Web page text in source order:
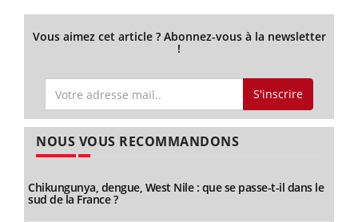
Vous aimez cet article ? Abonnez-vous à la newsletter
!
S'inscrire
NOUS VOUS RECOMMANDONS
Chikungunya, dengue, West Nile : que se passe-t-il dans le
sud de la France ?